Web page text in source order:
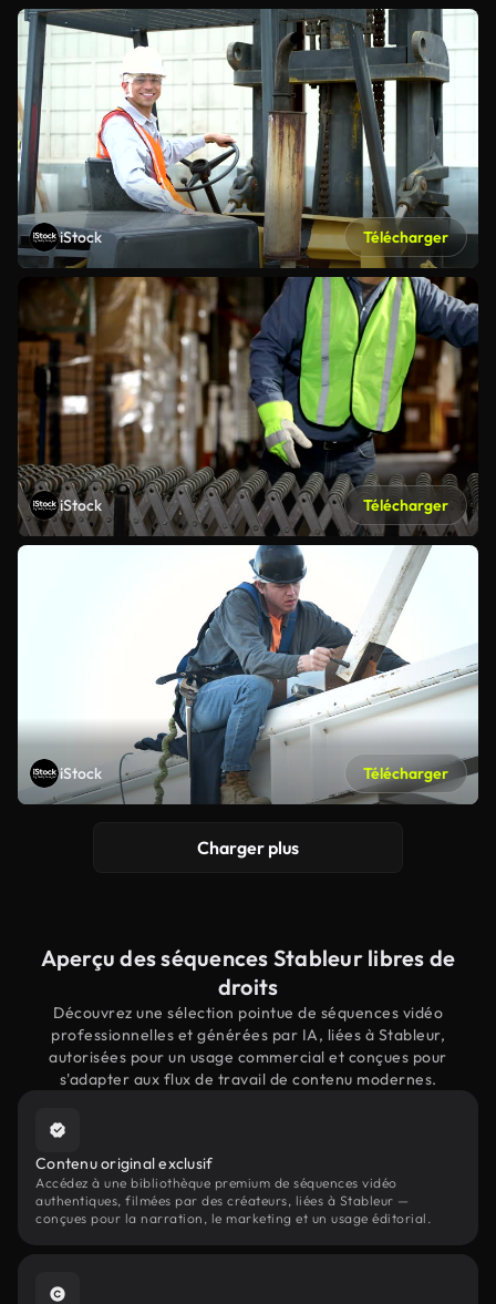
iStock Télécharger
iStock Télécharger
iStock Télécharger
Charger plus
Aperçu des séquences Stableur libres de
droits
Découvrez une sélection pointue de séquences vidéo
professionnelles et générées par IA, liées à Stableur,
autorisées pour un usage commercial et conçues pour
s'adapter aux flux de travail de contenu modernes.
Contenu original exclusif
Accédez à une bibliothèque premium de séquences vidéo
authentiques, filmées par des créateurs, liées à Stableur —
conçues pour la narration, le marketing et un usage éditorial.